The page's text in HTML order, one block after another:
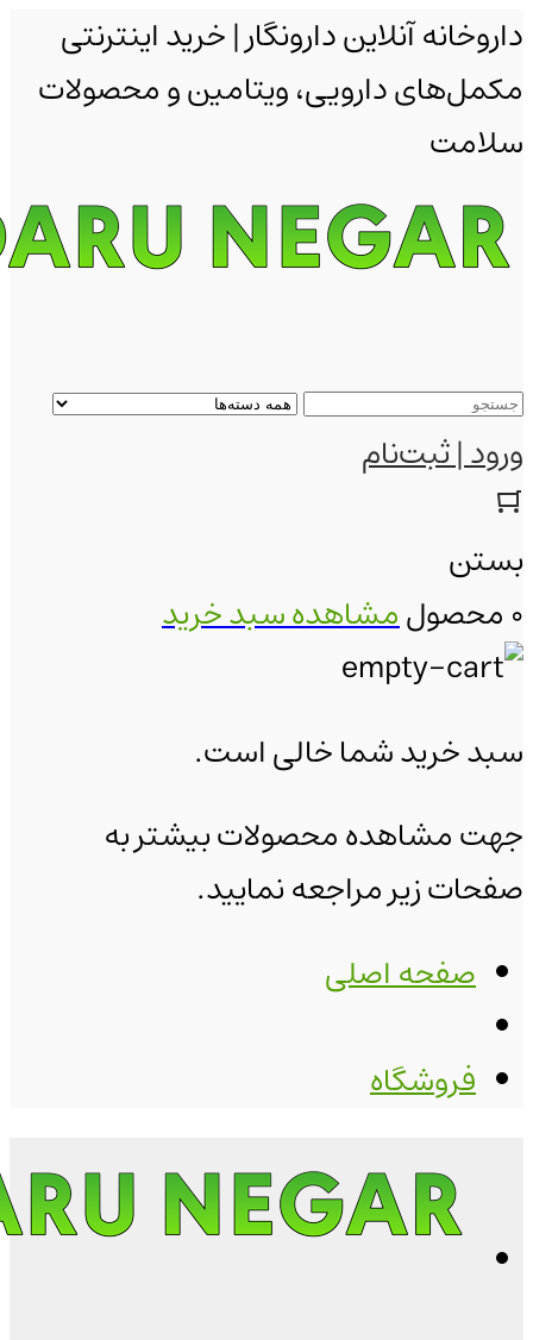
داروخانه آنلاین دارونگار | خرید اینترنتی
مکمل‌های دارویی، ویتامین و محصولات
سلامت
ورود | ثبت‌نام
بستن
0 محصول
مشاهده سبد خرید
سبد خرید شما خالی است.
جهت مشاهده محصولات بیشتر به
صفحات زیر مراجعه نمایید.
صفحه اصلی
فروشگاه